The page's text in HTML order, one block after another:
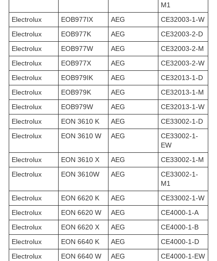
M1
Electrolux
EOB977IX AEG
CE32003-1-W
Electrolux
EOB977K AEG
CE32003-2-D
Electrolux
EOB977W AEG
CE32003-2-M
Electrolux
EOB977X AEG
CE32003-2-W
Electrolux
EOB979IK AEG
CE32013-1-D
Electrolux
EOB979K AEG
CE32013-1-M
Electrolux
EOB979W AEG
CE32013-1-W
Electrolux
EON 3610 K AEG
CE33002-1-D
Electrolux
EON 3610 W AEG
CE33002-1-
EW
Electrolux
EON 3610 X AEG
CE33002-1-M
Electrolux
EON 3610W AEG
CE33002-1-
M1
Electrolux
EON 6620 K AEG
CE33002-1-W
Electrolux
EON 6620 W AEG
CE4000-1-A
Electrolux
EON 6620 X AEG
CE4000-1-B
Electrolux
EON 6640 K AEG
CE4000-1-D
Electrolux
EON 6640 W AEG
CE4000-1-EW